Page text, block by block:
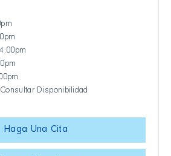
Disponibilidad
Haga Una Cita